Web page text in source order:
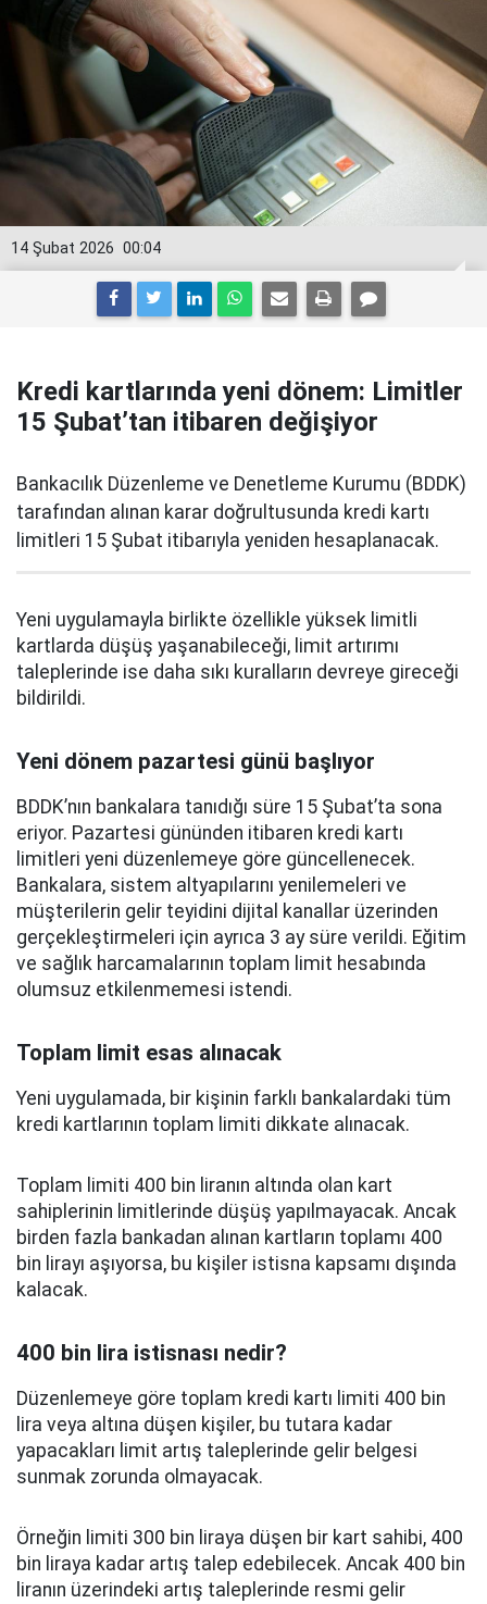
00:04
14 Şubat 2026
Kredi kartlarında yeni dönem: Limitler
15 Şubat’tan itibaren değişiyor
Bankacılık Düzenleme ve Denetleme Kurumu (BDDK)
tarafından alınan karar doğrultusunda kredi kartı
limitleri 15 Şubat itibarıyla yeniden hesaplanacak.
Yeni uygulamayla birlikte özellikle yüksek limitli
kartlarda düşüş yaşanabileceği, limit artırımı
taleplerinde ise daha sıkı kuralların devreye gireceği
bildirildi.
Yeni dönem pazartesi günü başlıyor
BDDK’nın bankalara tanıdığı süre 15 Şubat’ta sona
eriyor. Pazartesi gününden itibaren kredi kartı
limitleri yeni düzenlemeye göre güncellenecek.
Bankalara, sistem altyapılarını yenilemeleri ve
müşterilerin gelir teyidini dijital kanallar üzerinden
gerçekleştirmeleri için ayrıca 3 ay süre verildi. Eğitim
ve sağlık harcamalarının toplam limit hesabında
olumsuz etkilenmemesi istendi.
Toplam limit esas alınacak
Yeni uygulamada, bir kişinin farklı bankalardaki tüm
kredi kartlarının toplam limiti dikkate alınacak.
Toplam limiti 400 bin liranın altında olan kart
sahiplerinin limitlerinde düşüş yapılmayacak. Ancak
birden fazla bankadan alınan kartların toplamı 400
bin lirayı aşıyorsa, bu kişiler istisna kapsamı dışında
kalacak.
400 bin lira istisnası nedir?
Düzenlemeye göre toplam kredi kartı limiti 400 bin
lira veya altına düşen kişiler, bu tutara kadar
yapacakları limit artış taleplerinde gelir belgesi
sunmak zorunda olmayacak.
Örneğin limiti 300 bin liraya düşen bir kart sahibi, 400
bin liraya kadar artış talep edebilecek. Ancak 400 bin
liranın üzerindeki artış taleplerinde resmi gelir